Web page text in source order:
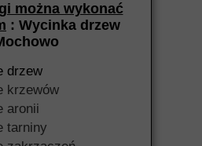
można wykonać
: Wycinka drzew
drzew
krzewów
aronii
tarniny